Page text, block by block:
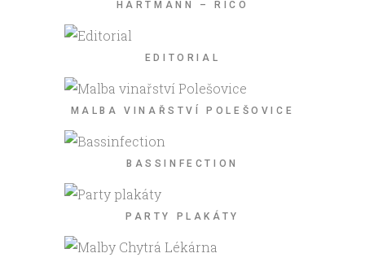
HARTMANN – RICO
EDITORIAL
MALBA VINAŘSTVÍ POLEŠOVICE
BASSINFECTION
PARTY PLAKÁTY